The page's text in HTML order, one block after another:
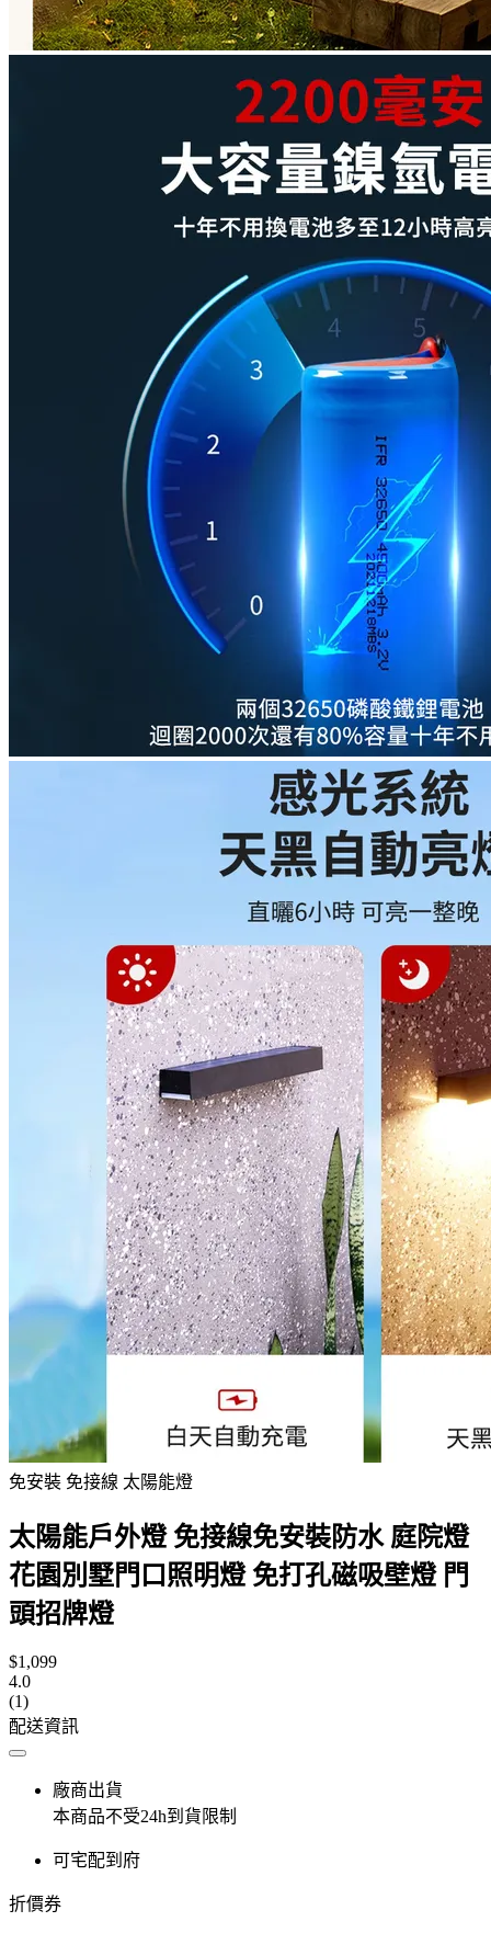
免安裝 免接線 太陽能燈
太陽能戶外燈 免接線免安裝防水 庭院燈
花園別墅門口照明燈 免打孔磁吸壁燈 門
頭招牌燈
$1,099
4.0
(1)
配送資訊
廠商出貨
本商品不受24h到貨限制
可宅配到府
折價券